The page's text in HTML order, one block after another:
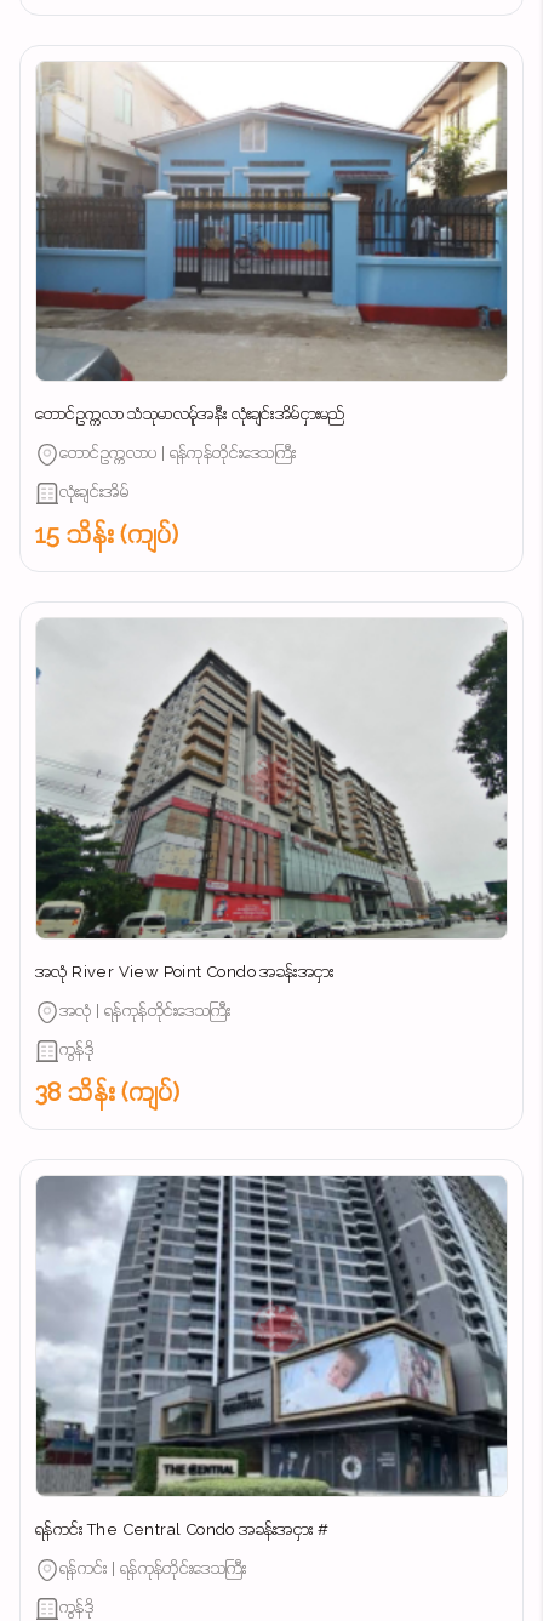
တောင်ဥက္ကလာ သံသုမာလမ်ူအနီး လုံးချင်းအိမ်ငှားမည်
တောင်ဥက္ကလာပ | ရန်ကုန်တိုင်းဒေသကြီး
လုံးချင်းအိမ်
15 သိန်း (ကျပ်)
အလုံ River View Point Condo အခန်းအငှား
အလုံ | ရန်ကုန်တိုင်းဒေသကြီး
ကွန်ဒို
38 သိန်း (ကျပ်)
ရန်ကင်း The Central Condo အခန်းအငှား #
ရန်ကင်း | ရန်ကုန်တိုင်းဒေသကြီး
ကွန်ဒို